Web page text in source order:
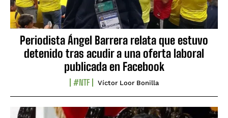
Periodista Ángel Barrera relata que estuvo
detenido tras acudir a una oferta laboral
publicada en Facebook
#NTF Víctor Loor Bonilla